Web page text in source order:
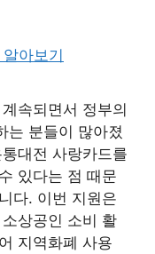
아보기
속되면서 정부의
는 분들이 많아졌
대전 사랑카드를
있다는 점 때문
다. 이번 지원은
상공인 소비 활
지역화폐 사용